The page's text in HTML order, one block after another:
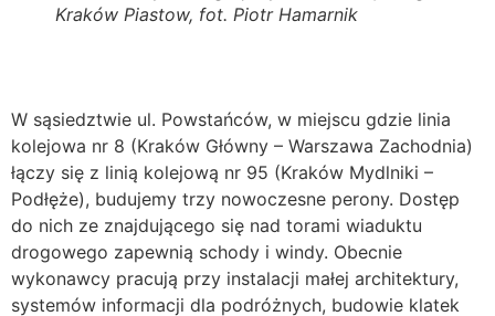
Kraków Piastow, fot. Piotr Hamarnik
W sąsiedztwie ul. Powstańców, w miejscu gdzie linia
kolejowa nr 8 (Kraków Główny – Warszawa Zachodnia)
łączy się z linią kolejową nr 95 (Kraków Mydlniki –
Podłęże), budujemy trzy nowoczesne perony. Dostęp
do nich ze znajdującego się nad torami wiaduktu
drogowego zapewnią schody i windy. Obecnie
wykonawcy pracują przy instalacji małej architektury,
systemów informacji dla podróżnych, budowie klatek